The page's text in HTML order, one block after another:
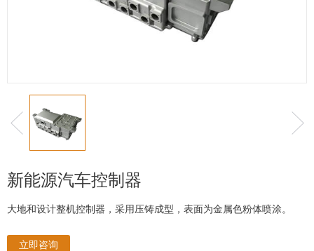
新能源汽车控制器
大地和设计整机控制器，采用压铸成型，表面为金属色粉体喷涂。
立即咨询